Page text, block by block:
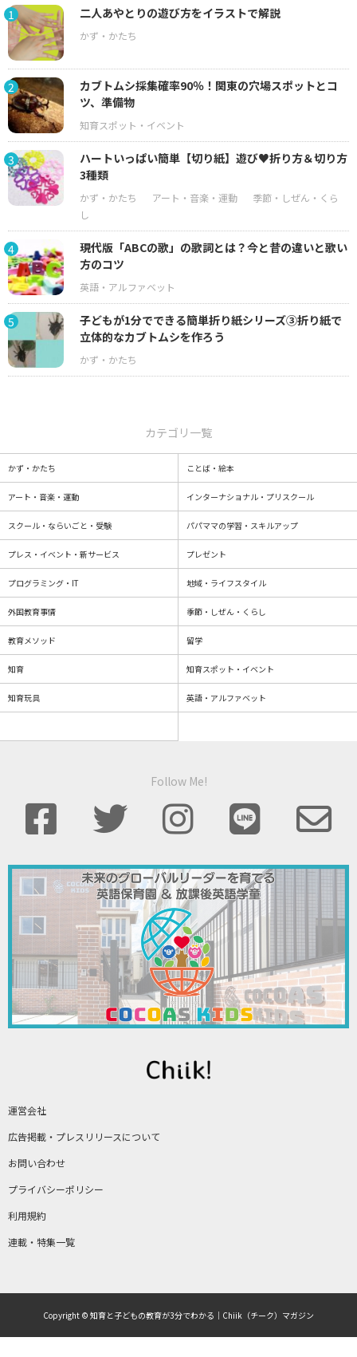
1 二人あやとりの遊び方をイラストで解説
2
カブトムシ採集確率90％！関東の穴場スポットとコ
ツ、準備物
3
ハートいっぱい簡単【切り紙】遊び♥折り方＆切り方
3種類
4
現代版「ABCの歌」の歌詞とは？今と昔の違いと歌い
方のコツ
5
子どもが1分でできる簡単折り紙シリーズ③折り紙で
立体的なカブトムシを作ろう
運営会社
広告掲載・プレスリリースについて
お問い合わせ
プライバシーポリシー
利用規約
連載・特集一覧
カテゴリ一覧
かず・かたち ことば・絵本
アート・音楽・運動 インターナショナル・プリスクール
スクール・ならいごと・受験 パパママの学習・スキルアップ
プレス・イベント・新サービス プレゼント
プログラミング・IT 地域・ライフスタイル
外国教育事情 季節・しぜん・くらし
教育メソッド 留学
知育 知育スポット・イベント
知育玩具 英語・アルファベット
Follow Me!
Copyright © 知育と子どもの教育が3分でわかる｜Chiik（チーク）マガジン